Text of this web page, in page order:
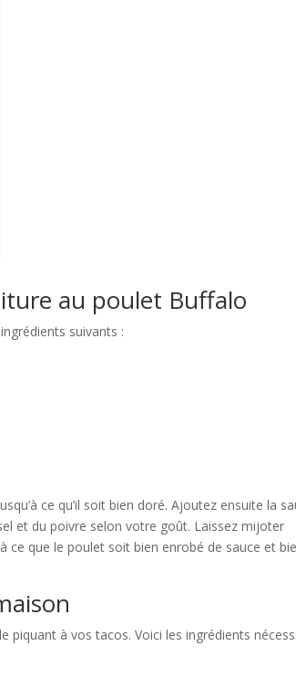
au poulet Buffalo
suivants :
ce qu’il soit bien doré. Ajoutez ensuite la
et du poivre selon votre goût. Laissez mijoter
ce que le poulet soit bien enrobé de sauce et
à vos tacos. Voici les ingrédients